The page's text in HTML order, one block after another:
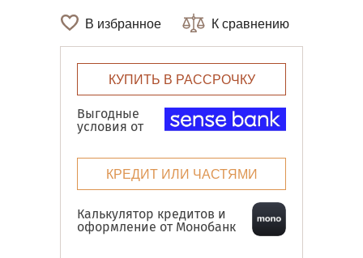
В избранное К сравнению
КУПИТЬ В РАССРОЧКУ
Выгодные
условия от
КРЕДИТ ИЛИ ЧАСТЯМИ
Калькулятор кредитов и
оформление от Монобанк